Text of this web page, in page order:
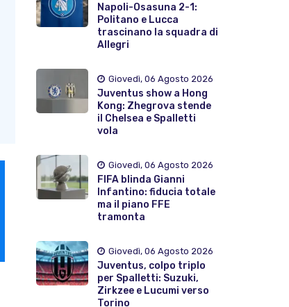
Napoli-Osasuna 2-1:
Politano e Lucca
trascinano la squadra di
Allegri
Giovedì, 06 Agosto 2026
Juventus show a Hong
Kong: Zhegrova stende
il Chelsea e Spalletti
vola
Giovedì, 06 Agosto 2026
FIFA blinda Gianni
Infantino: fiducia totale
ma il piano FFE
tramonta
Giovedì, 06 Agosto 2026
Juventus, colpo triplo
per Spalletti: Suzuki,
Zirkzee e Lucumi verso
Torino